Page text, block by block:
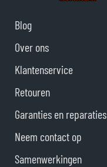
Blog
Over ons
Klantenservice
Retouren
Garanties en reparaties
Neem contact op
Samenwerkingen